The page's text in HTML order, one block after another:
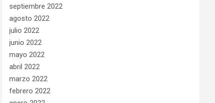
septiembre 2022
agosto 2022
julio 2022
junio 2022
mayo 2022
abril 2022
marzo 2022
febrero 2022